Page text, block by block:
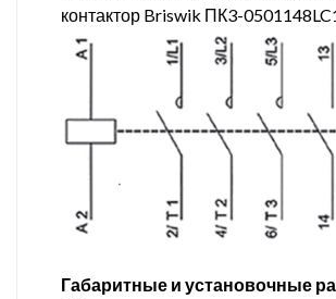
контактор Briswik ПК3-
Габаритные и установочные